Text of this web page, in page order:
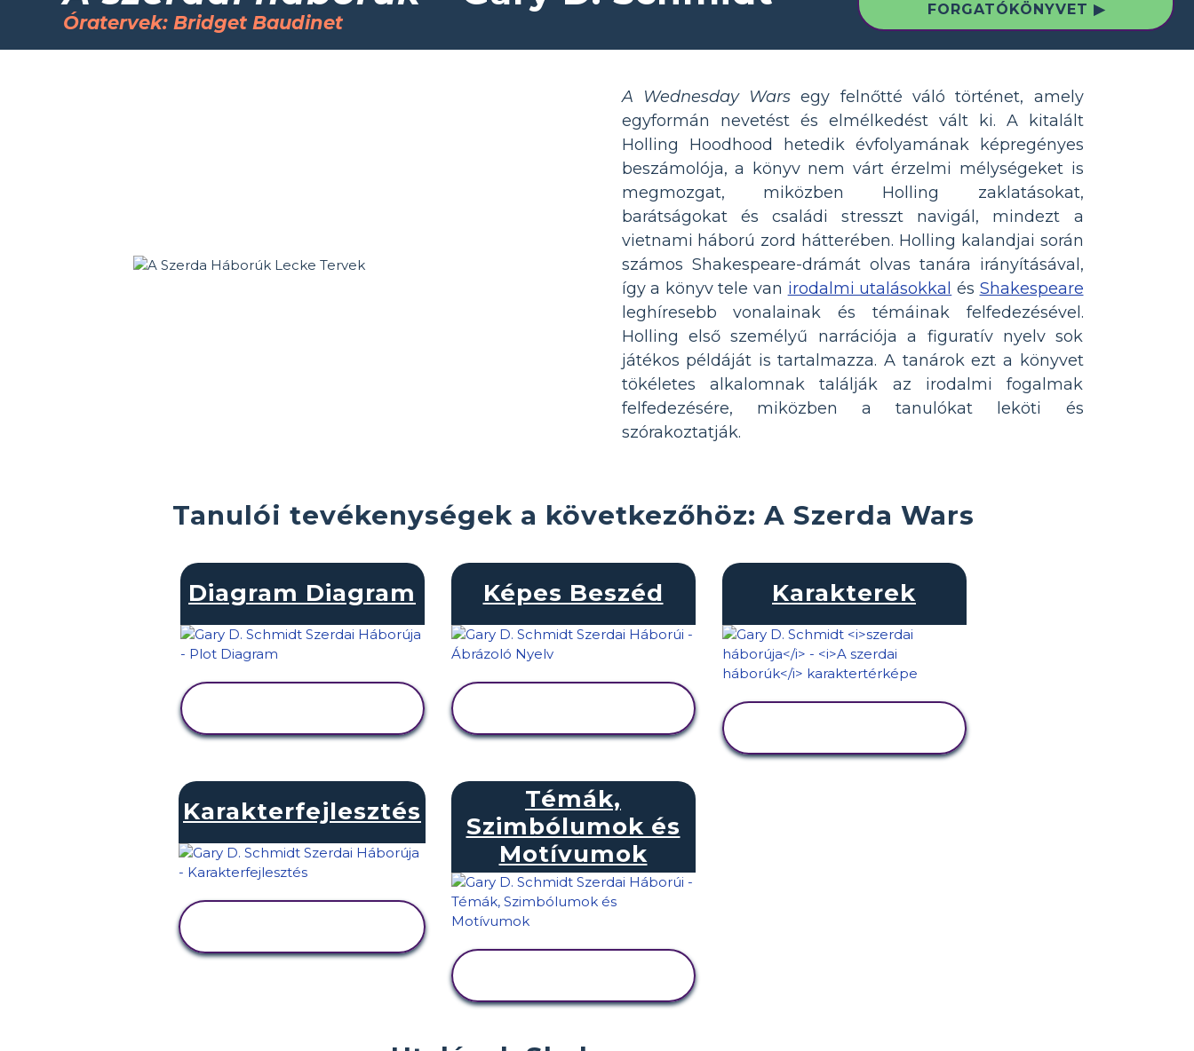
Óratervek: Bridget Baudinet
FORGATÓKÖNYVET ▶
A Wednesday Wars egy felnőtté váló történet, amely
egyformán nevetést és elmélkedést vált ki. A kitalált
Holling Hoodhood hetedik évfolyamának képregényes
beszámolója, a könyv nem várt érzelmi mélységeket is
megmozgat, miközben Holling zaklatásokat,
barátságokat és családi stresszt navigál, mindezt a
vietnami háború zord hátterében. Holling kalandjai során
számos Shakespeare-drámát olvas tanára irányításával,
így a könyv tele van irodalmi utalásokkal és Shakespeare
leghíresebb vonalainak és témáinak felfedezésével.
Holling első személyű narrációja a figuratív nyelv sok
játékos példáját is tartalmazza. A tanárok ezt a könyvet
tökéletes alkalomnak találják az irodalmi fogalmak
felfedezésére, miközben a tanulókat leköti és
szórakoztatják.
Tanulói tevékenységek a következőhöz: A Szerda Wars
Diagram Diagram Képes Beszéd Karakterek
Karakterfejlesztés
Témák,
Szimbólumok és
Motívumok